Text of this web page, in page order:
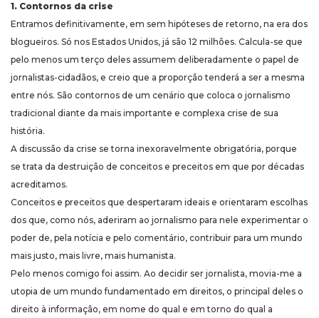
1. Contornos da crise
Entramos definitivamente, em sem hipóteses de retorno, na era dos
blogueiros. Só nos Estados Unidos, já são 12 milhões. Calcula-se que
pelo menos um terço deles assumem deliberadamente o papel de
jornalistas-cidadãos, e creio que a proporção tenderá a ser a mesma
entre nós. São contornos de um cenário que coloca o jornalismo
tradicional diante da mais importante e complexa crise de sua
história.
A discussão da crise se torna inexoravelmente obrigatória, porque
se trata da destruição de conceitos e preceitos em que por décadas
acreditamos.
Conceitos e preceitos que despertaram ideais e orientaram escolhas
dos que, como nós, aderiram ao jornalismo para nele experimentar o
poder de, pela notícia e pelo comentário, contribuir para um mundo
mais justo, mais livre, mais humanista.
Pelo menos comigo foi assim. Ao decidir ser jornalista, movia-me a
utopia de um mundo fundamentado em direitos, o principal deles o
direito à informação, em nome do qual e em torno do qual a